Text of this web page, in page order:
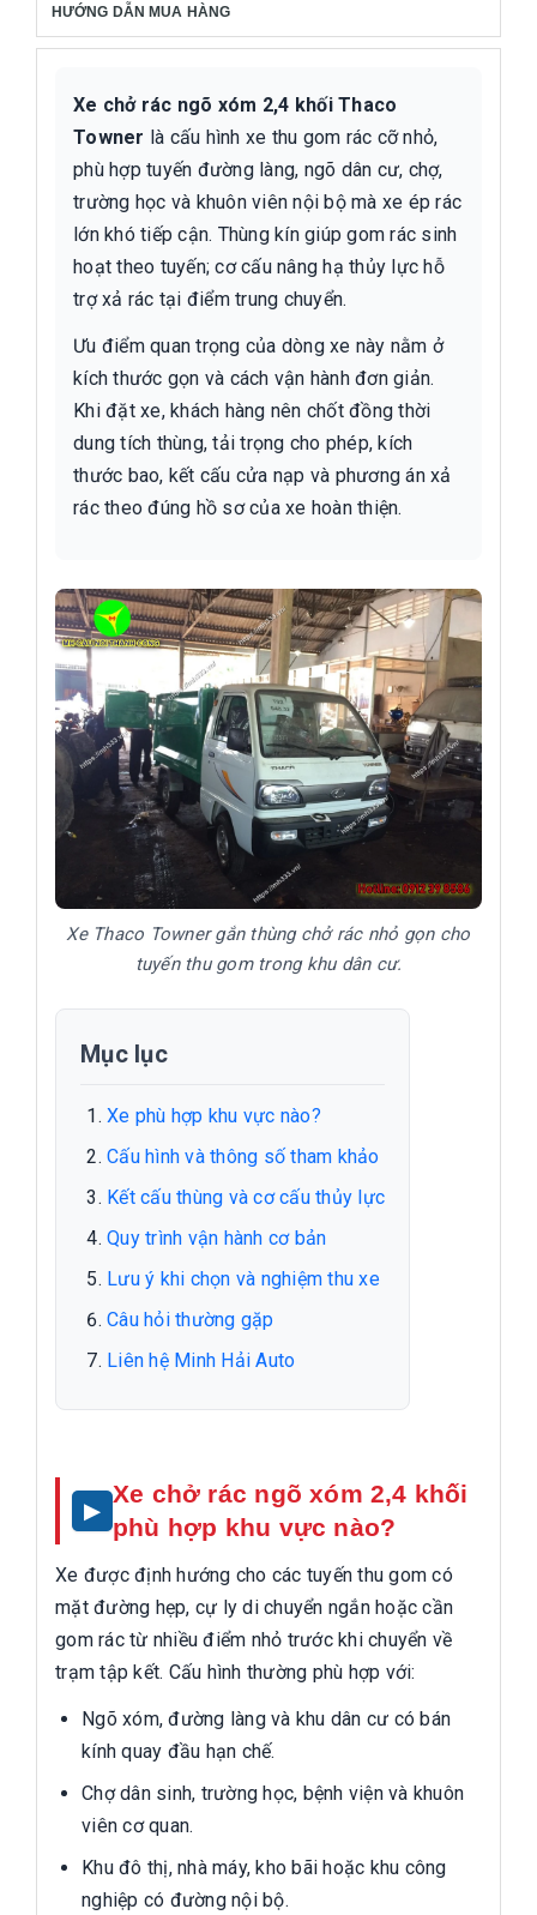
HƯỚNG DẪN MUA HÀNG
Xe chở rác ngõ xóm 2,4 khối Thaco
Towner là cấu hình xe thu gom rác cỡ nhỏ,
phù hợp tuyến đường làng, ngõ dân cư, chợ,
trường học và khuôn viên nội bộ mà xe ép rác
lớn khó tiếp cận. Thùng kín giúp gom rác sinh
hoạt theo tuyến; cơ cấu nâng hạ thủy lực hỗ
trợ xả rác tại điểm trung chuyển.
Ưu điểm quan trọng của dòng xe này nằm ở
kích thước gọn và cách vận hành đơn giản.
Khi đặt xe, khách hàng nên chốt đồng thời
dung tích thùng, tải trọng cho phép, kích
thước bao, kết cấu cửa nạp và phương án xả
rác theo đúng hồ sơ của xe hoàn thiện.
Xe Thaco Towner gắn thùng chở rác nhỏ gọn cho
tuyến thu gom trong khu dân cư.
Mục lục
Xe phù hợp khu vực nào?
Cấu hình và thông số tham khảo
Kết cấu thùng và cơ cấu thủy lực
Quy trình vận hành cơ bản
Lưu ý khi chọn và nghiệm thu xe
Câu hỏi thường gặp
Liên hệ Minh Hải Auto
Xe chở rác ngõ xóm 2,4 khối
phù hợp khu vực nào?
Xe được định hướng cho các tuyến thu gom có
mặt đường hẹp, cự ly di chuyển ngắn hoặc cần
gom rác từ nhiều điểm nhỏ trước khi chuyển về
trạm tập kết. Cấu hình thường phù hợp với:
Ngõ xóm, đường làng và khu dân cư có bán
kính quay đầu hạn chế.
Chợ dân sinh, trường học, bệnh viện và khuôn
viên cơ quan.
Khu đô thị, nhà máy, kho bãi hoặc khu công
nghiệp có đường nội bộ.